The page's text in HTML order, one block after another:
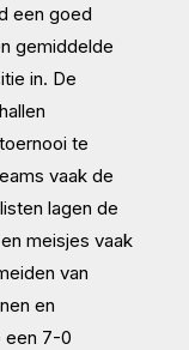
een goed
gemiddelde
in. De
te
vaak de
lagen de
meisjes vaak
van
en
een 7-0